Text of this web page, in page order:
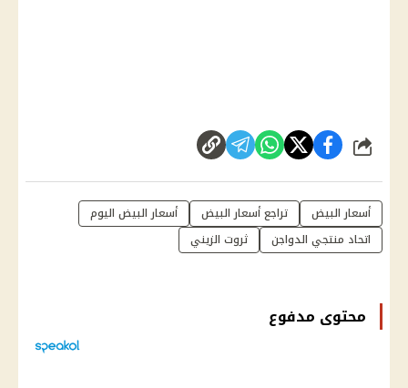
شارك
أسعار البيض تراجع أسعار البيض
أسعار البيض اليوم
اتحاد منتجي الدواجن
ثروت الزيني
محتوى مدفوع